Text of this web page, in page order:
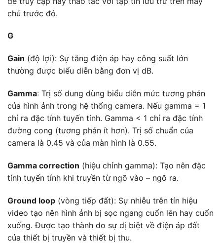
chủ trước đó.
G
Gain (độ lợi): Sự tăng điện áp hay công suất lớn
thường được biểu diễn bằng đơn vị dB.
Gamma: Trị số dung dùng biểu diễn mức tương phản
của hình ảnh trong hệ thống camera. Nếu gamma = 1
chỉ ra đặc tính tuyến tính. Gamma < 1 chỉ ra đặc tính
đường cong (tương phản ít hơn). Trị số chuẩn của
camera là 0.45 và của màn hình là 0.55.
Gamma correction (hiệu chỉnh gamma): Tạo nên đặc
tính tuyến tính khi truyền từ ngõ vào – ngõ ra.
Ground loop (vòng tiếp đất): Sự nhiễu trên tín hiệu
video tạo nên hình ảnh bị sọc ngang cuốn lên hay cuốn
xuống. Được tạo thành do sự dị biệt về điện áp đất
của thiết bị truyền và thiết bị thu.